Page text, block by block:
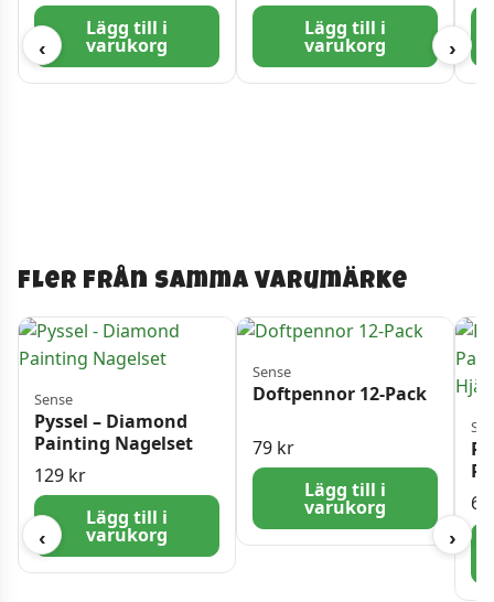
‹
Lägg till i
varukorg
Lägg till i
varukorg ›
Fler från samma varumärke
‹
Sense
Pyssel – Diamond
Painting Nagelset
129 kr
Lägg till i
varukorg
Sense
Doftpennor 12-Pack
79 kr
Lägg till i
varukorg
69
›